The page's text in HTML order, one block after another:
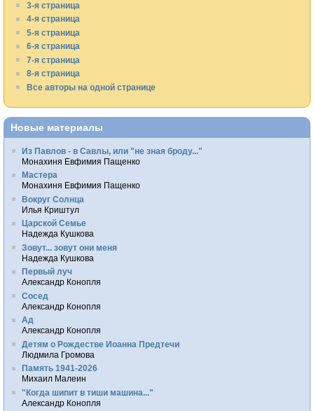
3-я страница
4-я страница
5-я страница
6-я страница
7-я страница
8-я страница
Все авторы на одной странице
Новые материалы
Из Павлов - в Савлы, или "не зная броду..."
Монахиня Евфимия Пащенко
Мастера
Монахиня Евфимия Пащенко
Вокруг Солнца
Илья Криштул
Царской Семье
Надежда Кушкова
Зовут... зовут они меня
Надежда Кушкова
Первый луч
Александр Конопля
Сосед
Александр Конопля
Ад
Александр Конопля
Детям о Рождестве Иоанна Предтечи
Людмила Громова
Память 1941-2026
Михаил Малеин
"Когда шипит в тиши машина..."
Александр Конопля